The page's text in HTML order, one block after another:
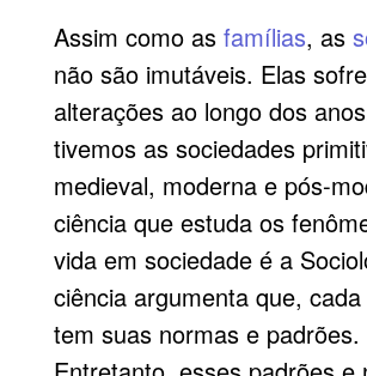
Assim como as famílias, as
não são imutáveis. Elas
alterações ao longo dos
tivemos as sociedades
medieval, moderna e pós-
ciência que estuda os
vida em sociedade é a
ciência argumenta que,
tem suas normas e padrões.